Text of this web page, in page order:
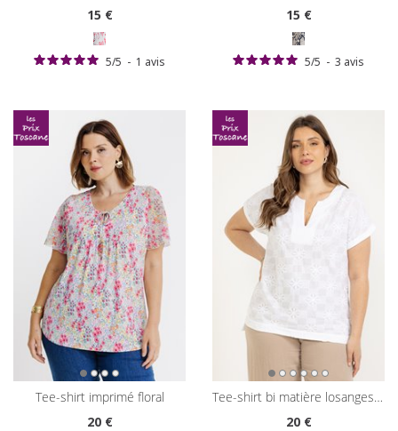
15€
5/5 - 1 avis
15€
5/5 - 3 avis
tee-shirt imprimé floral
20€
tee-shirt bi matière losanges/fleurs 3d
20€